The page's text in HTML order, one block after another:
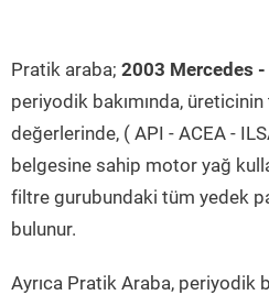
Pratik araba; 2003 Mercedes -
periyodik bakımında,
değerlerinde, ( API - ACEA -
belgesine sahip motor yağ
filtre gurubundaki tüm yedek
bulunur.
Ayrıca Pratik Araba, periyodik